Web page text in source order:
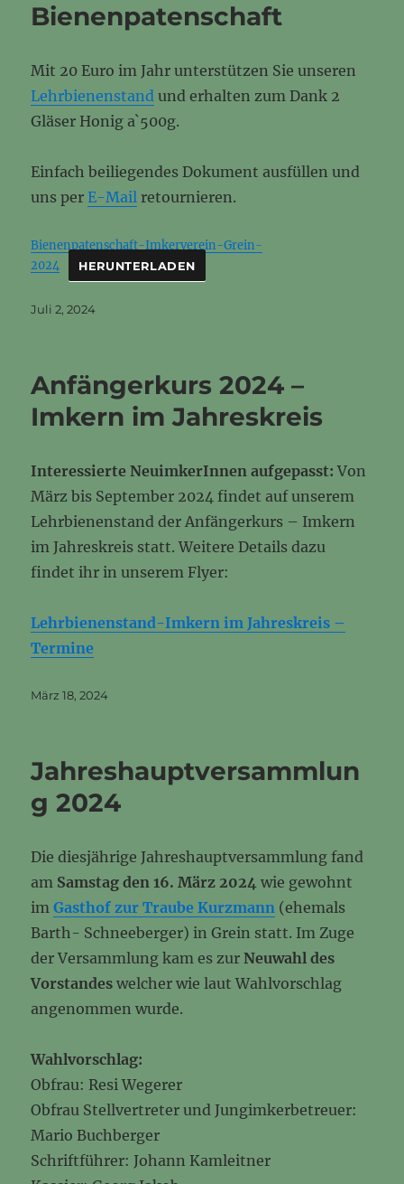
Bienenpatenschaft
Mit 20 Euro im Jahr unterstützen Sie unseren
Lehrbienenstand und erhalten zum Dank 2
Gläser Honig a`500g.
Einfach beiliegendes Dokument ausfüllen und
uns perE-Mail retournieren.
Bienenpatenschaft-Imkerverein-Grein-
2024
HERUNTERLADEN
Veröffentlicht
Juli 2, 2024
Anfängerkurs 2024 –
Imkern im Jahreskreis
Interessierte NeuimkerInnen aufgepasst: Von
März bis September 2024 findet auf unserem
Lehrbienenstand der Anfängerkurs – Imkern
im Jahreskreis statt. Weitere Details dazu
findet ihr in unserem Flyer:
Lehrbienenstand-Imkern im Jahreskreis –
Termine
Veröffentlicht
März 18, 2024
Jahreshauptversammlun
g 2024
Die diesjährige Jahreshauptversammlung fand
am Samstag den 16. März 2024 wie gewohnt
imGasthof zur Traube Kurzmann (ehemals
Barth- Schneeberger) in Grein statt. Im Zuge
der Versammlung kam es zurNeuwahl des
Vorstandes welcher wie laut Wahlvorschlag
angenommen wurde.
Wahlvorschlag:
Obfrau: Resi Wegerer
Obfrau Stellvertreter und Jungimkerbetreuer:
Mario Buchberger
Schriftführer: Johann Kamleitner